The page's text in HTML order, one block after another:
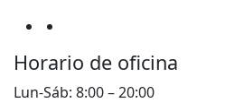
Horario de oficina
Lun-Sáb: 8:00 – 20:00